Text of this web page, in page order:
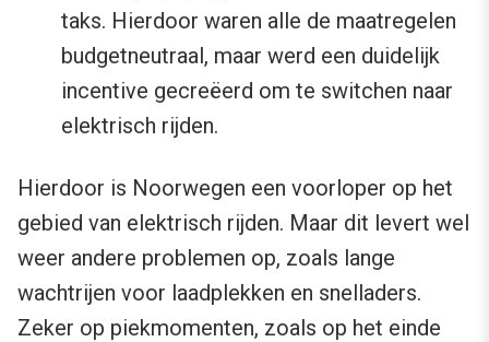
taks. Hierdoor waren alle de maatregelen
budgetneutraal, maar werd een duidelijk
incentive gecreëerd om te switchen naar
elektrisch rijden.
Hierdoor is Noorwegen een voorloper op het
gebied van elektrisch rijden. Maar dit levert wel
weer andere problemen op, zoals lange
wachtrijen voor laadplekken en snelladers.
Zeker op piekmomenten, zoals op het einde